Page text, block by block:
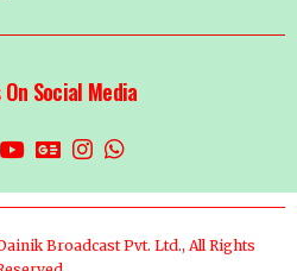
Social Media
Broadcast Pvt. Ltd., All Rights